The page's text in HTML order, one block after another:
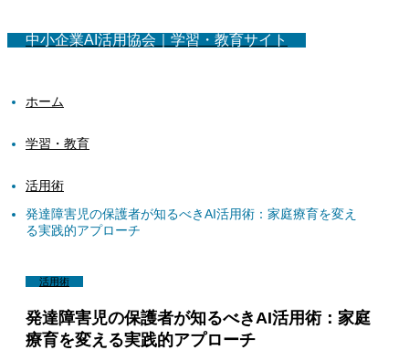
中小企業AI活用協会｜学習・教育サイト
ホーム
学習・教育
活用術
発達障害児の保護者が知るべきAI活用術：家庭療育を変え
る実践的アプローチ
活用術
発達障害児の保護者が知るべきAI活用術：家庭
療育を変える実践的アプローチ